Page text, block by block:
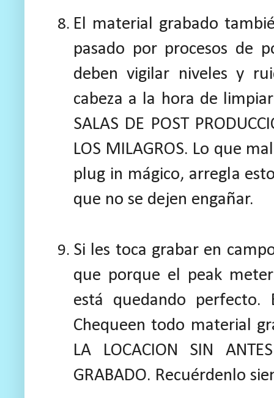
El material grabado
pasado por procesos de
deben vigilar niveles y
cabeza a la hora de
SALAS DE POST
LOS MILAGROS. Lo que
plug in mágico, arregla
que no se dejen engañar.
Si les toca grabar en
que porque el peak
está quedando
Chequeen todo material
LA LOCACION SIN
GRABADO. Recuérdenlo